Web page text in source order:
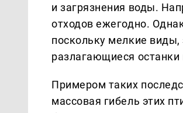
и загрязнения воды.
отходов ежегодно.
поскольку мелкие
разлагающиеся
Примером таких
массовая гибель этих